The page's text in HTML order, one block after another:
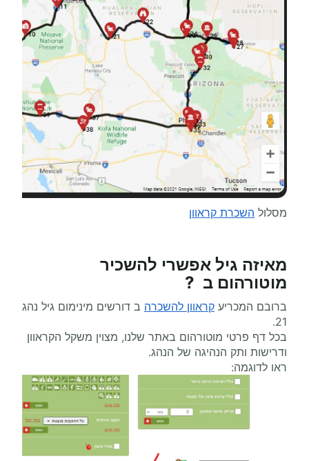
מסלול השכרת קראוון
מאיזה גיל אפשרי להשכיר
מוטורהום ב ?
ברובם המכריע קראוון להשכרה ב דורשים מינימום גיל נהג
21.
בכל דף פרטי מוטורהום באתר שלנו, מצוין משקל הקראוון
ודרישות ותק הנהיגה של הנהג.
ראו לדוגמה: